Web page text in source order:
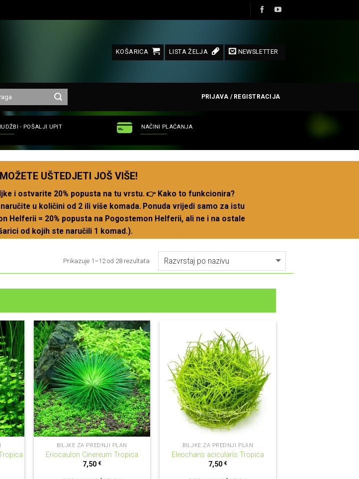
KOŠARICA LISTA ŽELJA NEWSLETTER
PRIJAVA / REGISTRACIJA
- POŠALJI UPIT NAČINI PLAĆANJA
UŠTEDJETI JOŠ VIŠE!
i ostvarite 20% popusta na tu vrstu. 👉 Kako to funkcionira?
u količini od 2 ili više komada. Ponuda vrijedi samo za istu
Helferii = 20% popusta na Pogostemon Helferii, ali ne i na ostale
od kojih ste naručili 1 komad.).
Prikazuje 1–12 od 28 rezultata
BILJKE ZA PREDNJI PLAN
Eriocaulon Cinereum Tropica
7,50 €
BILJKE ZA PREDNJI PLAN
Eleocharis acicularis Tropica
7,50€